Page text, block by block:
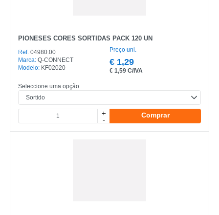
PIONESES CORES SORTIDAS PACK 120 UN
Ref. 04980.00
Marca: Q-CONNECT
Modelo: KF02020
Preço uni.
€ 1,29
€ 1,59 C/IVA
Seleccione uma opção
+
-
Comprar